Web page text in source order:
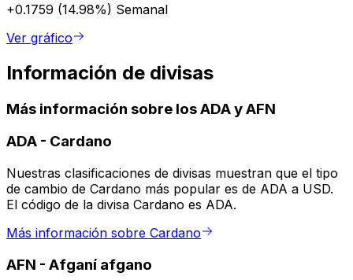
+0.1759 (14.98%) Semanal
Ver gráfico
Información de divisas
Más información sobre los ADA y AFN
ADA - Cardano
Nuestras clasificaciones de divisas muestran que el tipo
de cambio de Cardano más popular es de ADA a USD.
El código de la divisa Cardano es ADA.
Más información sobre Cardano
AFN - Afganí afgano